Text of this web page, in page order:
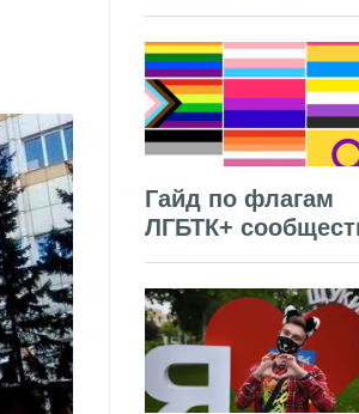
Гайд по флагам
ЛГБТК+